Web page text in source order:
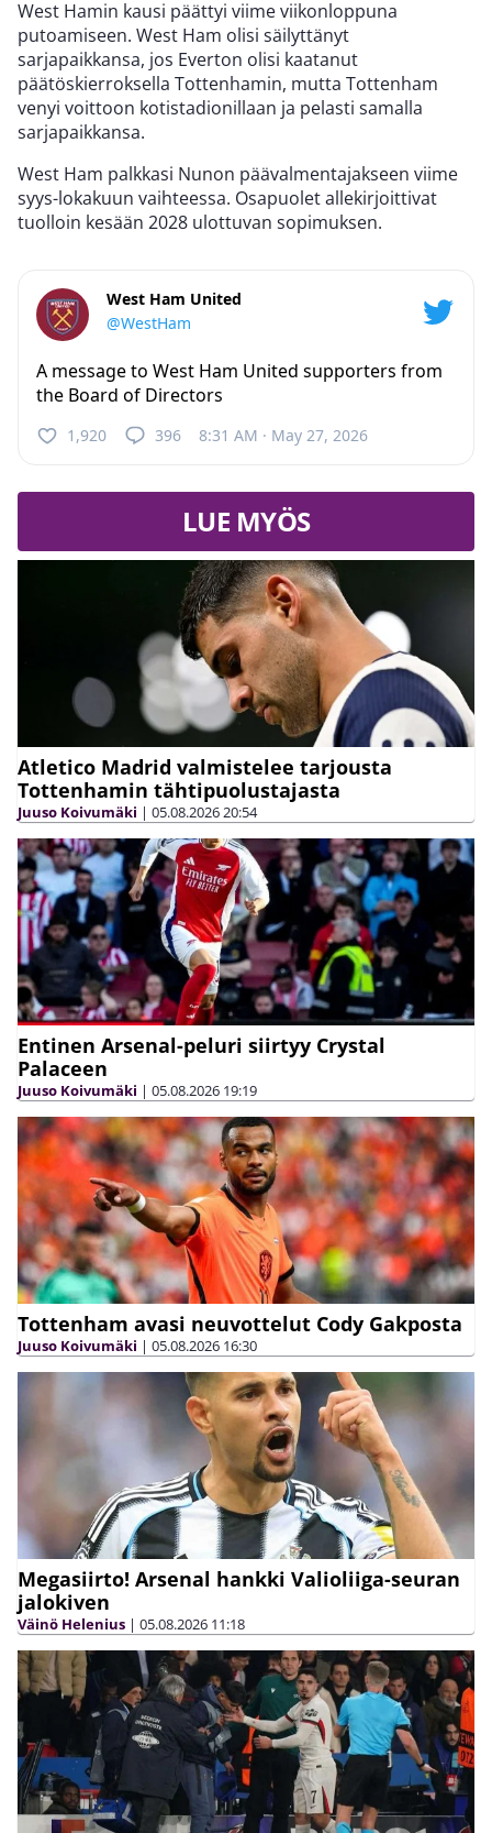
West Hamin kausi päättyi viime viikonloppuna
putoamiseen. West Ham olisi säilyttänyt
sarjapaikkansa, jos Everton olisi kaatanut
päätöskierroksella Tottenhamin, mutta Tottenham
venyi voittoon kotistadionillaan ja pelasti samalla
sarjapaikkansa.
West Ham palkkasi Nunon päävalmentajakseen viime
syys-lokakuun vaihteessa. Osapuolet allekirjoittivat
tuolloin kesään 2028 ulottuvan sopimuksen.
West Ham United
@WestHam
A message to West Ham United supporters from
the Board of Directors
1,920 396 8:31 AM · May 27, 2026
LUE MYÖS
Atletico Madrid valmistelee tarjousta
Tottenhamin tähtipuolustajasta
Juuso Koivumäki | 05.08.202620:54
Entinen Arsenal-peluri siirtyy Crystal
Palaceen
Juuso Koivumäki | 05.08.2026 19:19
Tottenham avasi neuvottelut Cody Gakposta
Juuso Koivumäki | 05.08.2026 16:30
Megasiirto! Arsenal hankki Valioliiga-seuran
jalokiven
Väinö Helenius | 05.08.2026 11:18